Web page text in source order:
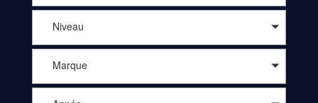
Niveau
Marque